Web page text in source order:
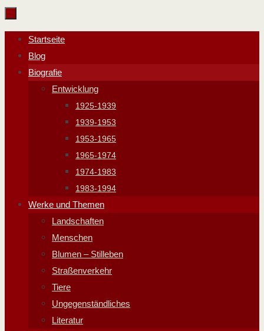
Zum
Inhalt
springen
Zum
Inhalt
springen
Startseite
Blog
Biografie
Entwicklung
1925-1939
1939-1953
1953-1965
1965-1974
1974-1983
1983-1994
Werke und Themen
Landschaften
Menschen
Blumen – Stilleben
Straßenverkehr
Tiere
Ungegenständliches
Literatur